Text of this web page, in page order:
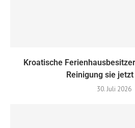
Kroatische
Reinigung sie
30. Juli 2026